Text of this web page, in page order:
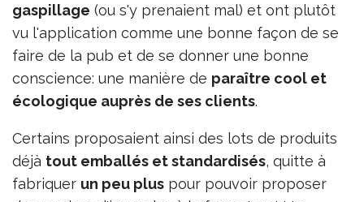
gaspillage (ou s'y prenaient mal) et ont plutôt
vu l'application comme une bonne façon de se
faire de la pub et de se donner une bonne
conscience: une manière de paraître cool et
écologique auprès de ses clients.
Certains proposaient ainsi des lots de produits
déjà tout emballés et standardisés, quitte à
fabriquer un peu plus pour pouvoir proposer